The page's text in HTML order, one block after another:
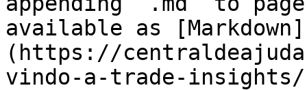
available as [Markdown]
(https://
vindo-a-trade-insights/